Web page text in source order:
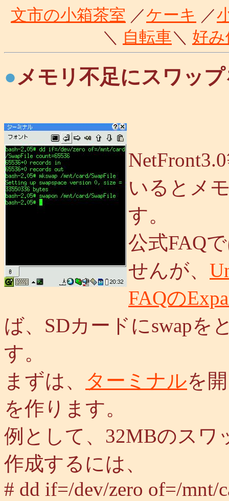
文市の小箱茶室 ／ケーキ ／
＼ 自転車＼ 好み
●メモリ不足にスワッ
いるとメ
す。
公式FAQ
せんが、
FAQの
ば、SDカードにswapを
す。
まずは、
ターミナルを
を作ります。
例として、32MBのスワ
作成するには、
# dd if=/dev/zero of=/mnt/